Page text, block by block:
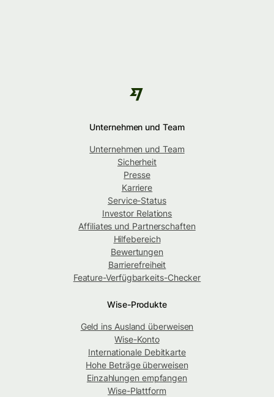
Unternehmen und Team
Unternehmen und Team
Sicherheit
Presse
Karriere
Service-Status
Investor Relations
Affiliates und Partnerschaften
Hilfebereich
Bewertungen
Barrierefreiheit
Feature-Verfügbarkeits-Checker
Wise-Produkte
Geld ins Ausland überweisen
Wise-Konto
Internationale Debitkarte
Hohe Beträge überweisen
Einzahlungen empfangen
Wise-Plattform